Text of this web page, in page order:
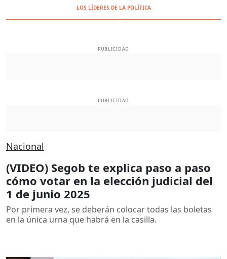
LOS LÍDERES DE LA POLÍTICA
PUBLICIDAD
PUBLICIDAD
Nacional
(VIDEO) Segob te explica paso a paso
cómo votar en la elección judicial del
1 de junio 2025
Por primera vez, se deberán colocar todas las boletas
en la única urna que habrá en la casilla.